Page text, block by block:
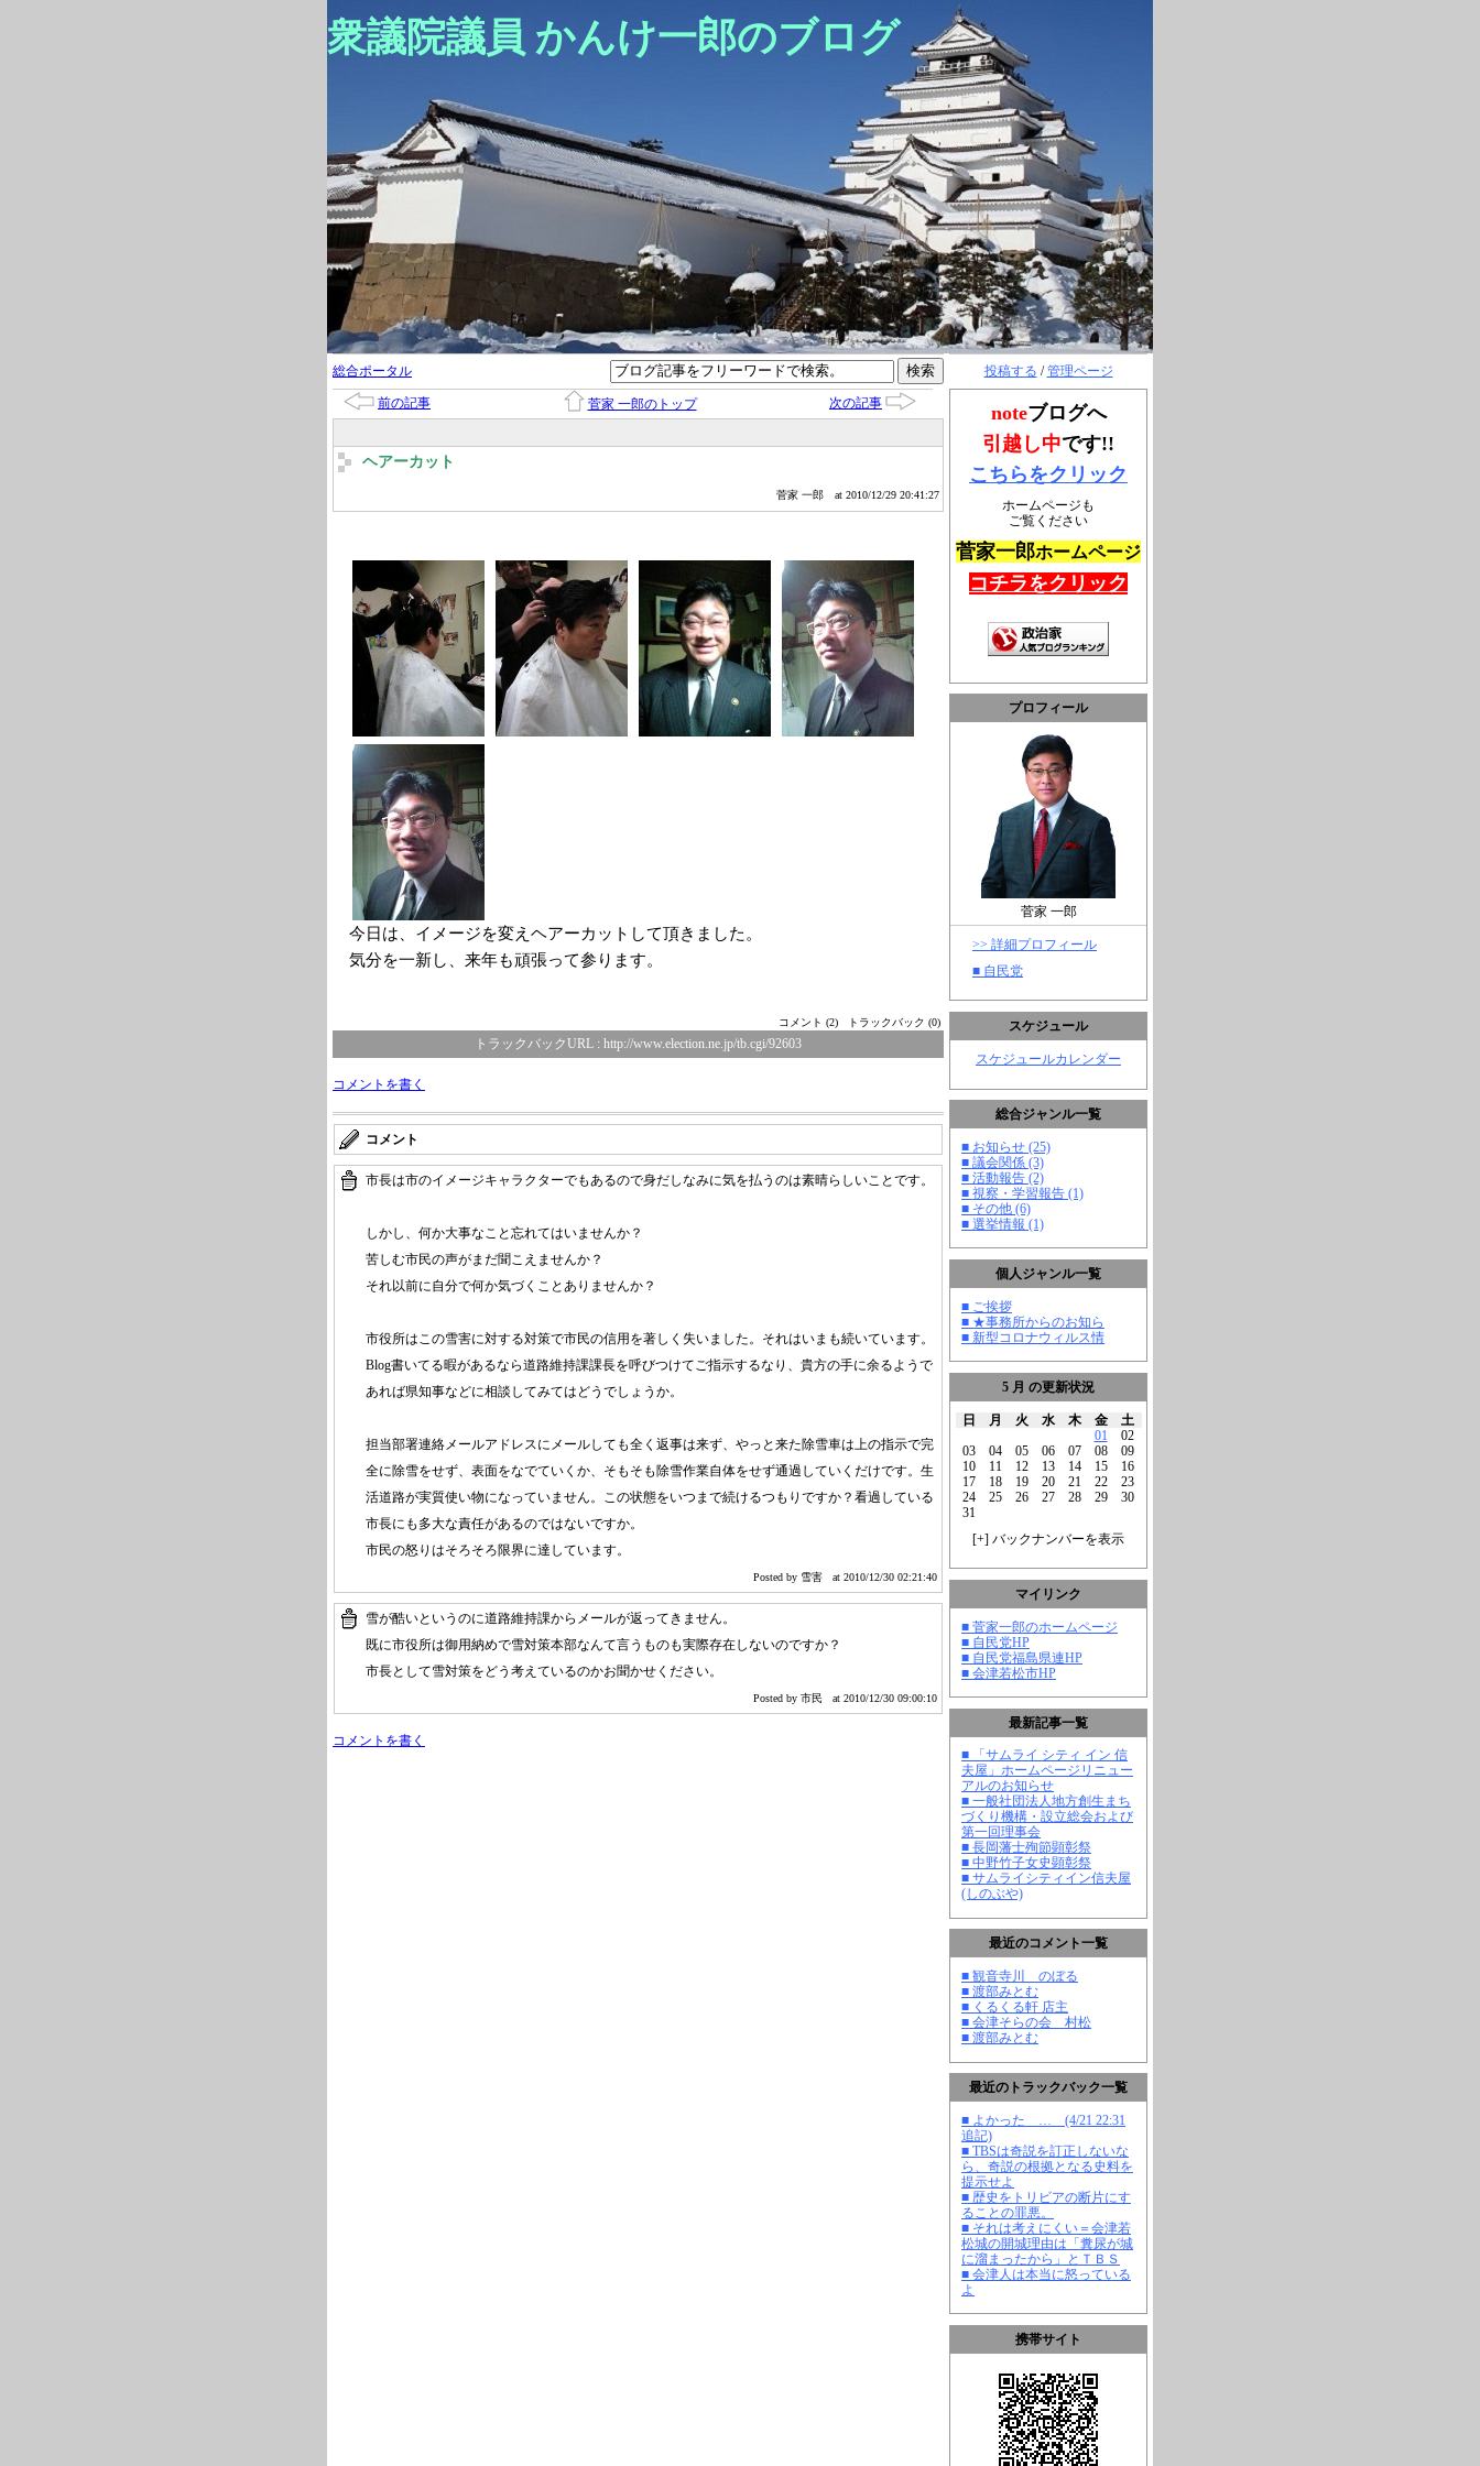
衆議院議員 かんけ一郎のブログ
投稿する /管理ページ
noteブログへ
引越し中です!!
こちらをクリック
ホームページも
ご覧ください
菅家一郎ホームページ
コチラをクリック
プロフィール
菅家 一郎
>> 詳細プロフィール
■ 自民党
スケジュール
スケジュールカレンダー
総合ジャンル一覧
■ お知らせ (25)
■ 議会関係 (3)
■ 活動報告 (2)
■ 視察・学習報告 (1)
■ その他 (6)
■ 選挙情報 (1)
個人ジャンル一覧
■ ご挨拶
■ ★事務所からのお知ら
■ 新型コロナウィルス情
5 月 の更新状況
日 月 火 水 木 金
土
01
02
03
04 05 06 07 08
09
10
11 12 13 14 15
16
17
18 19 20 21 22
23
24
25 26 27 28 29
30
31
[+] バックナンバーを表示
マイリンク
■ 菅家一郎のホームページ
■ 自民党HP
■ 自民党福島県連HP
■ 会津若松市HP
最新記事一覧
■ 「サムライ シティ イン 信
夫屋」ホームページリニュー
アルのお知らせ
■ 一般社団法人地方創生まち
づくり機構・設立総会および
第一回理事会
■ 長岡藩士殉節顕彰祭
■ 中野竹子女史顕彰祭
■ サムライシティイン信夫屋
(しのぶや)
最近のコメント一覧
■ 観音寺川 のぼる
■ 渡部みとむ
■ くるくる軒 店主
■ 会津そらの会 村松
■ 渡部みとむ
最近のトラックバック一覧
■ よかった … (4/21 22:31
追記)
■ TBSは奇説を訂正しないな
ら、奇説の根拠となる史料を
提示せよ
■ 歴史をトリビアの断片にす
ることの罪悪。
■ それは考えにくい＝会津若
松城の開城理由は「糞尿が城
に溜まったから」とＴＢＳ
■ 会津人は本当に怒っている
よ
携帯サイト
総合ポータル
前の記事 菅家 一郎のトップ 次の記事
ヘアーカット
菅家 一郎 at 2010/12/29 20:41:27
今日は、イメージを変えヘアーカットして頂きました。
気分を一新し、来年も頑張って参ります。
コメント (2) トラックバック (0)
トラックバックURL : http://www.election.ne.jp/tb.cgi/92603
コメントを書く
コメント
市長は市のイメージキャラクターでもあるので身だしなみに気を払うのは素晴らしいことです。
しかし、何か大事なこと忘れてはいませんか？
苦しむ市民の声がまだ聞こえませんか？
それ以前に自分で何か気づくことありませんか？
市役所はこの雪害に対する対策で市民の信用を著しく失いました。それはいまも続いています。
Blog書いてる暇があるなら道路維持課課長を呼びつけてご指示するなり、貴方の手に余るようで
あれば県知事などに相談してみてはどうでしょうか。
担当部署連絡メールアドレスにメールしても全く返事は来ず、やっと来た除雪車は上の指示で完
全に除雪をせず、表面をなでていくか、そもそも除雪作業自体をせず通過していくだけです。生
活道路が実質使い物になっていません。この状態をいつまで続けるつもりですか？看過している
市長にも多大な責任があるのではないですか。
市民の怒りはそろそろ限界に達しています。
Posted by 雪害 at 2010/12/30 02:21:40
雪が酷いというのに道路維持課からメールが返ってきません。
既に市役所は御用納めで雪対策本部なんて言うものも実際存在しないのですか？
市長として雪対策をどう考えているのかお聞かせください。
Posted by 市民 at 2010/12/30 09:00:10
コメントを書く